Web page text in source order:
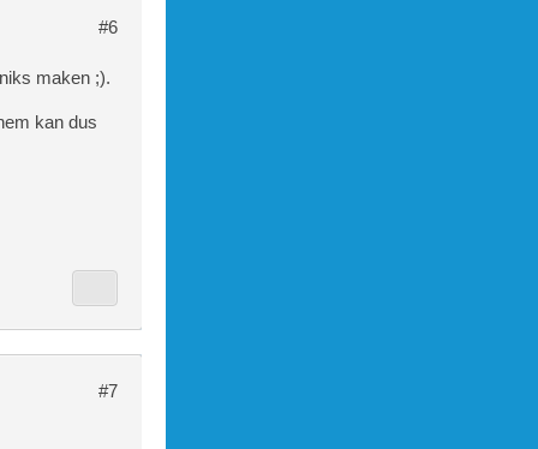
#6
maken ;).
kan dus
#7